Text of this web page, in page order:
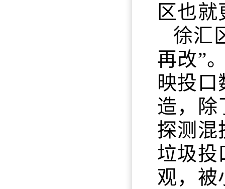
区也
徐汇
再改”
映投
造，除
探测混
垃圾投
观，被